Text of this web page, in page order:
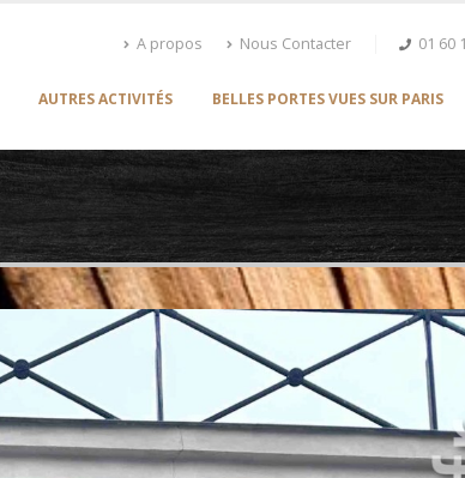
A propos Nous Contacter 01 60
AUTRES ACTIVITÉS BELLES PORTES VUES SUR PARIS